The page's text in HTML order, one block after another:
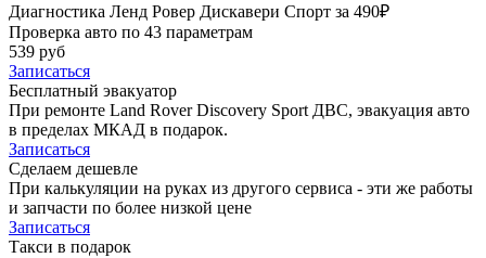
Диагностика Ленд Ровер Дискавери Спорт за 490₽
Проверка авто по 43 параметрам
539 руб
Записаться
Бесплатный эвакуатор
При ремонте Land Rover Discovery Sport ДВС, эвакуация авто
в пределах МКАД в подарок.
Записаться
Сделаем дешевле
При калькуляции на руках из другого сервиса - эти же работы
и запчасти по более низкой цене
Записаться
Такси в подарок